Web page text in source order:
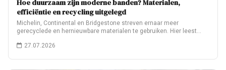
Hoe duurzaam zijn moderne banden? Materialen,
efficiëntie en recycling uitgelegd
Michelin, Continental en Bridgestone streven ernaar meer
gerecyclede en hernieuwbare materialen te gebruiken. Hier leest…
27.07.2026